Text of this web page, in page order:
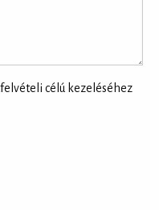
célú kezeléséhez